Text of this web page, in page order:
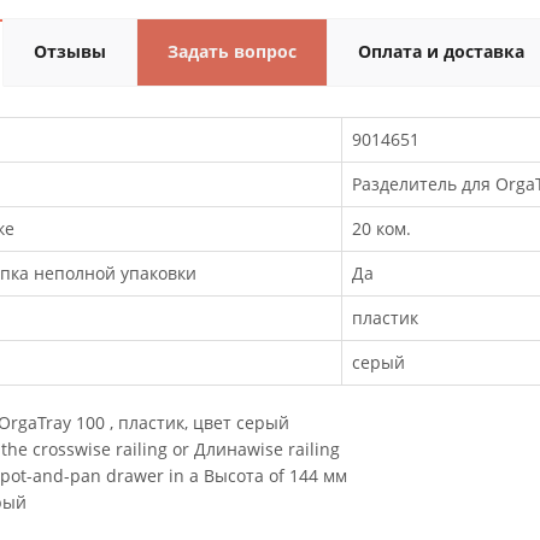
Отзывы Задать вопрос Оплата и доставка
9014651
Разделитель для
20 ком.
неполной упаковки
Да
пластик
серый
100 , пластик, цвет серый
crosswise railing or Длинаwise railing
and-pan drawer in a Высота of 144 мм